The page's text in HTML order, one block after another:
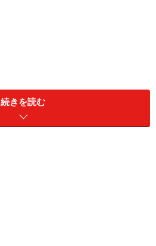
続きを読む